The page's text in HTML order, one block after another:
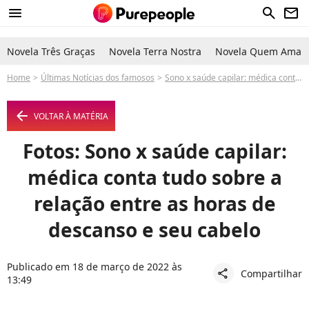
menu search newsletter
Novela Três Graças Novela Terra Nostra Novela Quem Ama
Home Últimas Notícias dos famosos Sono x saúde capilar: médica conta tudo sobre a relação entre as horas de descanso e seu cabelo
arrow_left VOLTAR À MATÉRIA
Fotos: Sono x saúde capilar:
médica conta tudo sobre a
relação entre as horas de
descanso e seu cabelo
Publicado em 18 de março de 2022 às
13:49
share Compartilhar